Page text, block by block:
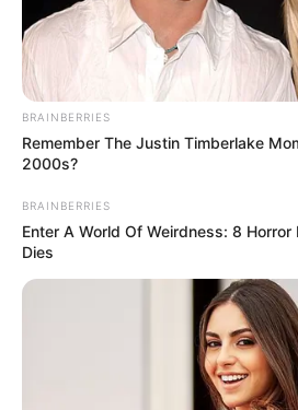
BRAINBERRIES
Remember The Justin Timberlake
2000s?
BRAINBERRIES
Enter A World Of Weirdness: 8
Dies